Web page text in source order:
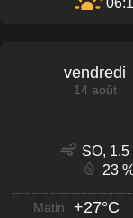
vendredi
14 août
SO, 1.5
23
Matin +27°C